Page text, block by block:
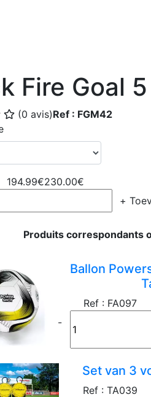
Fire Goal
(0 avis)Ref : FGM42
194.99€230.00€
+
Produits correspondants
Ballon
Ref : FA097
-
Set van 3
Ref : TA039